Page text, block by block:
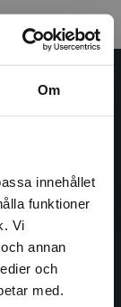
Om
innehållet
funktioner
Vi
annan
och
med.
kurslitteratur,
med